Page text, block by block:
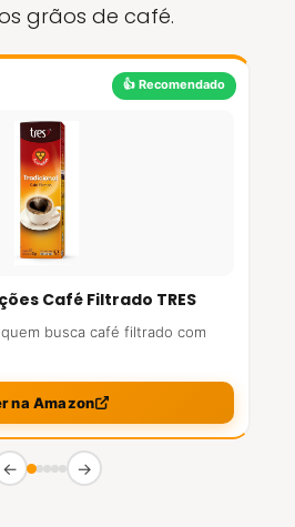
grãos de café.
👍 Recomendado
Café Filtrado TRES
quem busca café filtrado com
na Amazon
← →